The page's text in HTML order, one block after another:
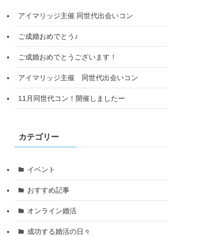
アイマリッジ主催 同世代出会いコン
ご成婚おめでとう♪
ご成婚おめでとうございます！
アイマリッジ主催 同世代出会いコン
11月同世代コン！開催しましたー
カテゴリー
イベント
おすすめ記事
オンライン婚活
成功する婚活の日々